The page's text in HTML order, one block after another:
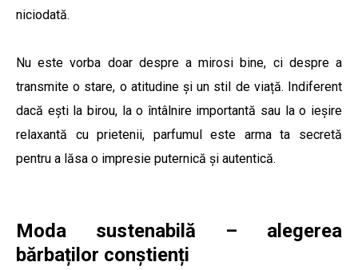
niciodată.
Nu este vorba doar despre a mirosi bine, ci despre a
transmite o stare, o atitudine și un stil de viață. Indiferent
dacă ești la birou, la o întâlnire importantă sau la o ieșire
relaxantă cu prietenii, parfumul este arma ta secretă
pentru a lăsa o impresie puternică și autentică.
Moda sustenabilă – alegerea
bărbaților conștienți